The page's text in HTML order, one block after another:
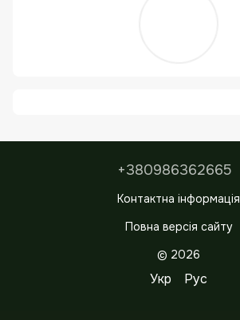
+380986362665
Контактна інформація
Повна версія сайту
© 2026
Укр Рус